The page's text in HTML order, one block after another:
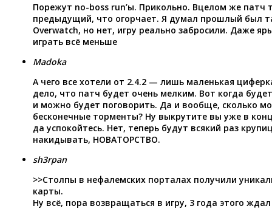
Порежут no-boss run’ы. Прикольно. Вцелом же патч
предыдущий, что огорчает. Я думал прошлый был
Overwatch, но нет, игру реально забросили. Даже
играть всё меньше
Madoka
А чего все хотели от 2.4.2 — лишь маленькая
дело, что патч будет очень мелким. Вот когда
и можно будет поговорить. Да и вообще, сколько
бесконечные торменты? Ну выкрутите вы уже в
да успокойтесь. Нет, теперь будут всякий раз
накидывать, НОВАТОРСТВО.
sh3rpan
>>Столпы в нефалемских порталах получили
карты.
Ну всё, пора возвращаться в игру, 3 года этого